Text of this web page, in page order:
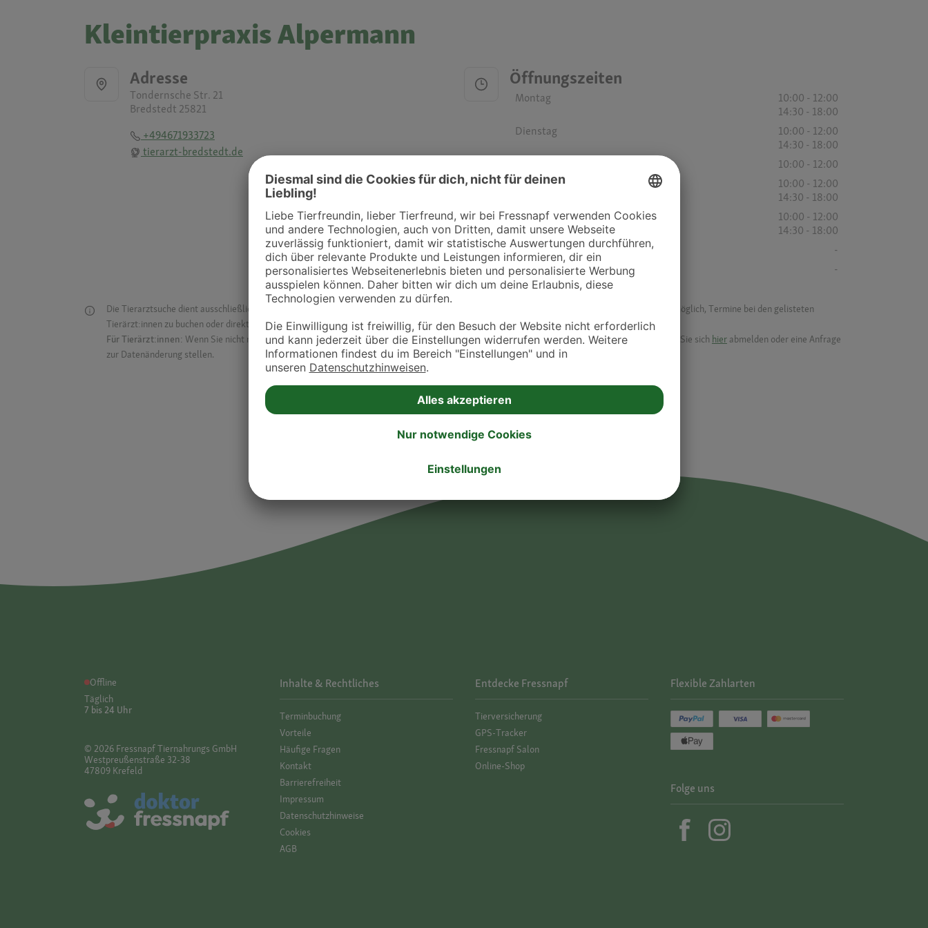
Kleintierpraxis Alpermann
Adresse
Tondernsche Str. 21
Bredstedt 25821
+494671933723
tierarzt-bredstedt.de
Öffnungszeiten
Montag
10:00 - 12:00
14:30 - 18:00
Dienstag
10:00 - 12:00
14:30 - 18:00
10:00 - 12:00
Donnerstag
10:00 - 12:00
14:30 - 18:00
Freitag
10:00 - 12:00
14:30 - 18:00
Samstag
-
Sonntag
-
Die Tierarztsuche dient ausschließlich dazu, Tierarztpraxen und Kliniken in deiner Nähe übersichtlich anzuzeigen. Über Dr. Fressnapf ist es nicht möglich, Termine bei den gelisteten
Tierärzt:innen zu buchen oder direkt mit ihnen in Kontakt zu treten. Bitte wende dich hierfür direkt an die jeweilige Praxis oder Klinik.
Für Tierärzt:innen: Wenn Sie nicht mehr auf der Dr. Fressnapf Tierarztsuche als Praxis gelistet werden oder Ihre Daten ändern möchten, können Sie sich hier abmelden oder eine Anfrage
zur Datenänderung stellen.
Offline
Täglich
7 bis 24 Uhr
© 2026 Fressnapf Tiernahrungs GmbH
Westpreußenstraße 32-38
47809 Krefeld
Inhalte & Rechtliches
Termin­buchung
Vorteile
Häufige Fragen
Kontakt
Barrierefreiheit
Impressum
Datenschutz­hinweise
Cookies
AGB
Entdecke Fressnapf
Tierversicherung
GPS-Tracker
Fressnapf Salon
Online-Shop
Flexible Zahlarten
Folge uns